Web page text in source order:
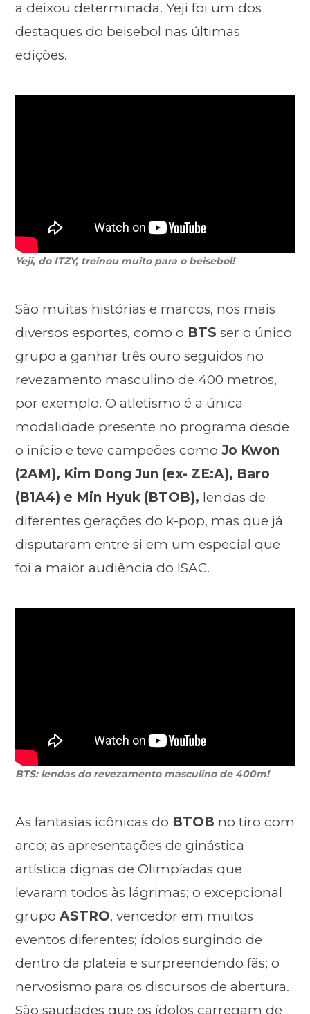
a deixou determinada. Yeji foi um dos
destaques do beisebol nas últimas
edições.
Yeji, do ITZY, treinou muito para o beisebol!
São muitas histórias e marcos, nos mais
diversos esportes, como o BTS ser o único
grupo a ganhar três ouro seguidos no
revezamento masculino de 400 metros,
por exemplo. O atletismo é a única
modalidade presente no programa desde
o início e teve campeões como Jo Kwon
(2AM), Kim Dong Jun (ex- ZE:A), Baro
(B1A4) e Min Hyuk (BTOB), lendas de
diferentes gerações do k-pop, mas que já
disputaram entre si em um especial que
foi a maior audiência do ISAC.
BTS: lendas do revezamento masculino de 400m!
As fantasias icônicas do BTOB no tiro com
arco; as apresentações de ginástica
artística dignas de Olimpíadas que
levaram todos às lágrimas; o excepcional
grupo ASTRO, vencedor em muitos
eventos diferentes; ídolos surgindo de
dentro da plateia e surpreendendo fãs; o
nervosismo para os discursos de abertura.
São saudades que os ídolos carregam de